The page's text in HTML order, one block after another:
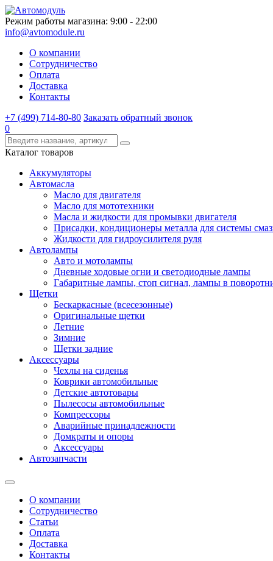
Режим работы магазина: 9:00 - 22:00
info@avtomodule.ru
О компании
Сотрудничество
Оплата
Доставка
Контакты
+7 (499) 714-80-80 Заказать обратный звонок
0
Каталог товаров
Аккумуляторы
Автомасла
Масло для двигателя
Масло для мототехники
Масла и жидкости для промывки двигателя
Присадки, кондиционеры металла для системы
Жидкости для гидроусилителя руля
Автолампы
Авто и мотолампы
Дневные ходовые огни и светодиодные лампы
Габаритные лампы, стоп сигнал, лампы в
Щетки
Бескаркасные (всесезонные)
Оригинальные щетки
Летние
Зимние
Щетки задние
Аксессуары
Чехлы на сиденья
Коврики автомобильные
Детские автотовары
Пылесосы автомобильные
Компрессоры
Аварийные принадлежности
Домкраты и опоры
Аксессуары
Автозапчасти
О компании
Сотрудничество
Статьи
Оплата
Доставка
Контакты